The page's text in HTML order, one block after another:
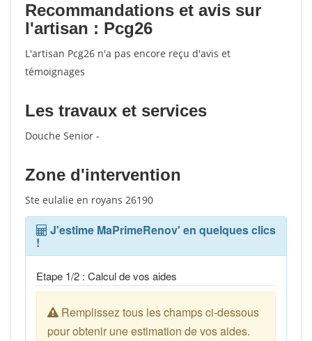
Recommandations et avis sur
l'artisan : Pcg26
L'artisan Pcg26 n'a pas encore reçu d'avis et
témoignages
Les travaux et services
Douche Senior -
Zone d'intervention
Ste eulalie en royans 26190